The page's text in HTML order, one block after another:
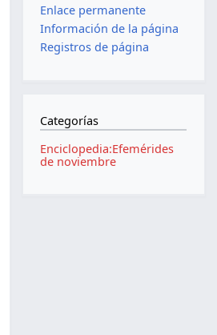
Enlace permanente
Información de la página
Registros de página
Categorías
Enciclopedia:Efemérides
de noviembre